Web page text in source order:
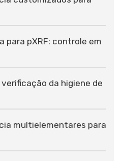
para pXRF: controle em
da higiene de
multielementares para